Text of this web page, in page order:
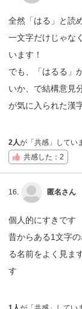
全然「はる」と読
一文字だけじゃな
います！
でも、「はるる」
いか、で結構意見
が気に入られた漢
2人が「共感」してい
共感した：2
16. 匿名さん
個人的にすきです
昔からある1文字
る名前をよく見ま
す